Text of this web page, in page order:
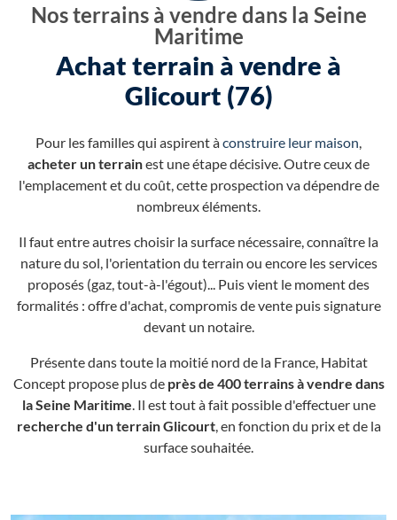
Nos terrains à vendre dans la Seine
Maritime
Achat terrain à vendre à
Glicourt (76)
Pour les familles qui aspirent àconstruire leur maison,
acheter un terrainest une étape décisive. Outre ceux de
l'emplacement et du coût, cette prospection va dépendre de
nombreux éléments.
Il faut entre autres choisir la surface nécessaire, connaître la
nature du sol, l'orientation du terrain ou encore les services
proposés (gaz, tout-à-l'égout)... Puis vient le moment des
formalités : offre d'achat, compromis de vente puis signature
devant un notaire.
Présente dans toute la moitié nord de la France, Habitat
Concept propose plus de près de 400 terrains à vendre dans
la Seine Maritime. Il est tout à fait possible d'effectuer une
recherche d'un terrain Glicourt, en fonction du prix et de la
surface souhaitée.